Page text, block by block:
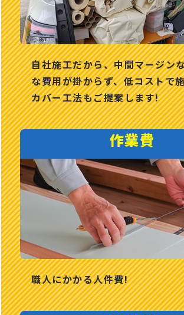
自社施⼯だから、中間マージン
な費用が掛からず、低コストで
カバー⼯法もご提案します!
作業費
職人にかかる人件費!